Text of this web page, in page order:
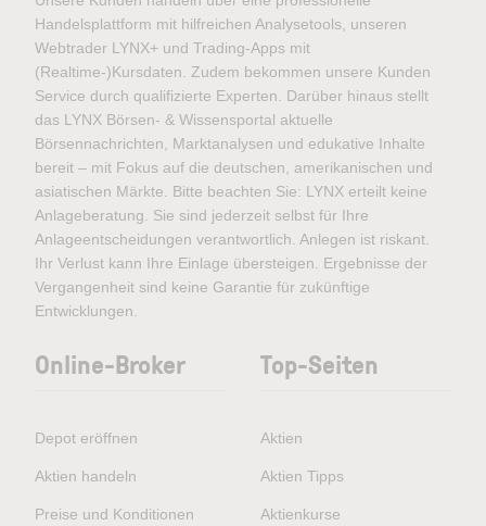
Handelsplattform mit hilfreichen Analysetools, unseren
Webtrader LYNX+ und Trading-Apps mit
(Realtime-)Kursdaten. Zudem bekommen unsere Kunden
Service durch qualifizierte Experten. Darüber hinaus stellt
das LYNX Börsen- & Wissensportal aktuelle
Börsennachrichten, Marktanalysen und edukative Inhalte
bereit – mit Fokus auf die deutschen, amerikanischen und
asiatischen Märkte. Bitte beachten Sie: LYNX erteilt keine
Anlageberatung. Sie sind jederzeit selbst für Ihre
Anlageentscheidungen verantwortlich. Anlegen ist riskant.
Ihr Verlust kann Ihre Einlage übersteigen. Ergebnisse der
Vergangenheit sind keine Garantie für zukünftige
Entwicklungen.
Online-Broker
Depot eröffnen
Aktien handeln
Preise und Konditionen
Top-Seiten
Aktien
Aktien Tipps
Aktienkurse